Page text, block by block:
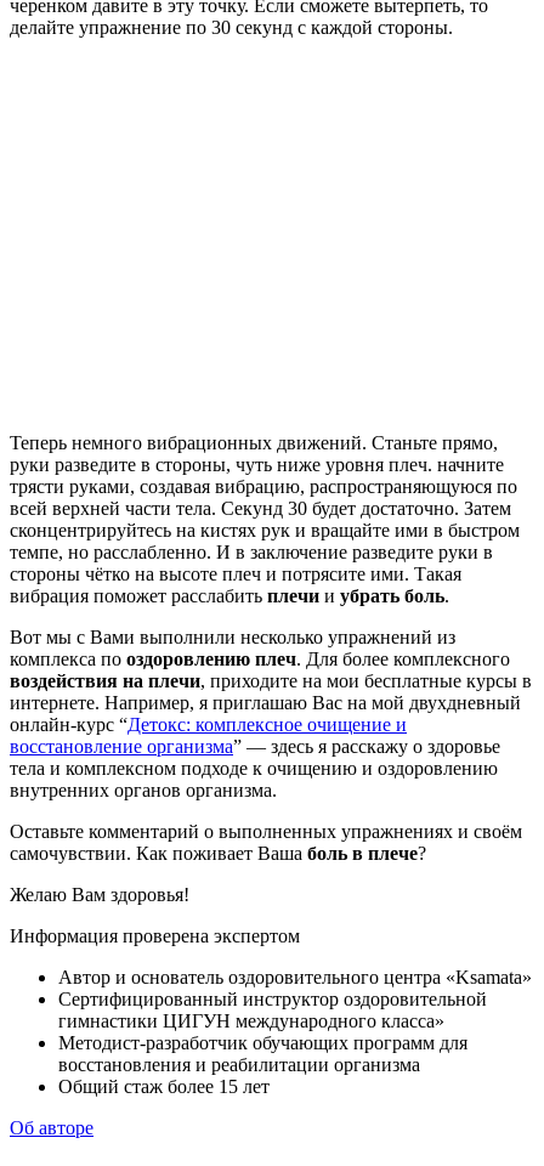
черенком давите в эту точку. Если сможете вытерпеть, то
делайте упражнение по 30 секунд с каждой стороны.
Теперь немного вибрационных движений. Станьте прямо,
руки разведите в стороны, чуть ниже уровня плеч. начните
трясти руками, создавая вибрацию, распространяющуюся по
всей верхней части тела. Секунд 30 будет достаточно. Затем
сконцентрируйтесь на кистях рук и вращайте ими в быстром
темпе, но расслабленно. И в заключение разведите руки в
стороны чётко на высоте плеч и потрясите ими. Такая
вибрация поможет расслабить плечи и убрать боль.
Вот мы с Вами выполнили несколько упражнений из
комплекса по оздоровлению плеч. Для более комплексного
воздействия на плечи, приходите на мои бесплатные курсы в
интернете. Например, я приглашаю Вас на мой двухдневный
онлайн-курс “Детокс: комплексное очищение и
восстановление организма” — здесь я расскажу о здоровье
тела и комплексном подходе к очищению и оздоровлению
внутренних органов организма.
Оставьте комментарий о выполненных упражнениях и своём
самочувствии. Как поживает Ваша боль в плече?
Желаю Вам здоровья!
Информация проверена экспертом
Автор и основатель оздоровительного центра «Ksamata»
Сертифицированный инструктор оздоровительной
гимнастики ЦИГУН международного класса»
Методист-разработчик обучающих программ для
восстановления и реабилитации организма
Общий стаж более 15 лет
Об авторе